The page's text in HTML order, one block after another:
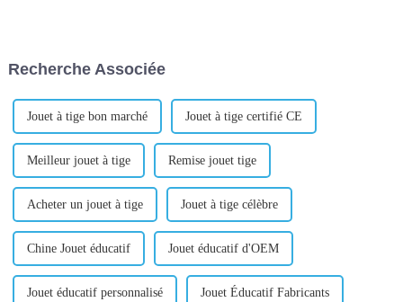
pour commencer à vendre en
Recherche Associée
Jouet à tige bon marché Jouet à tige certifié CE
Meilleur jouet à tige Remise jouet tige
Acheter un jouet à tige Jouet à tige célèbre
Chine Jouet éducatif Jouet éducatif d'OEM
Jouet éducatif personnalisé Jouet Éducatif Fabricants